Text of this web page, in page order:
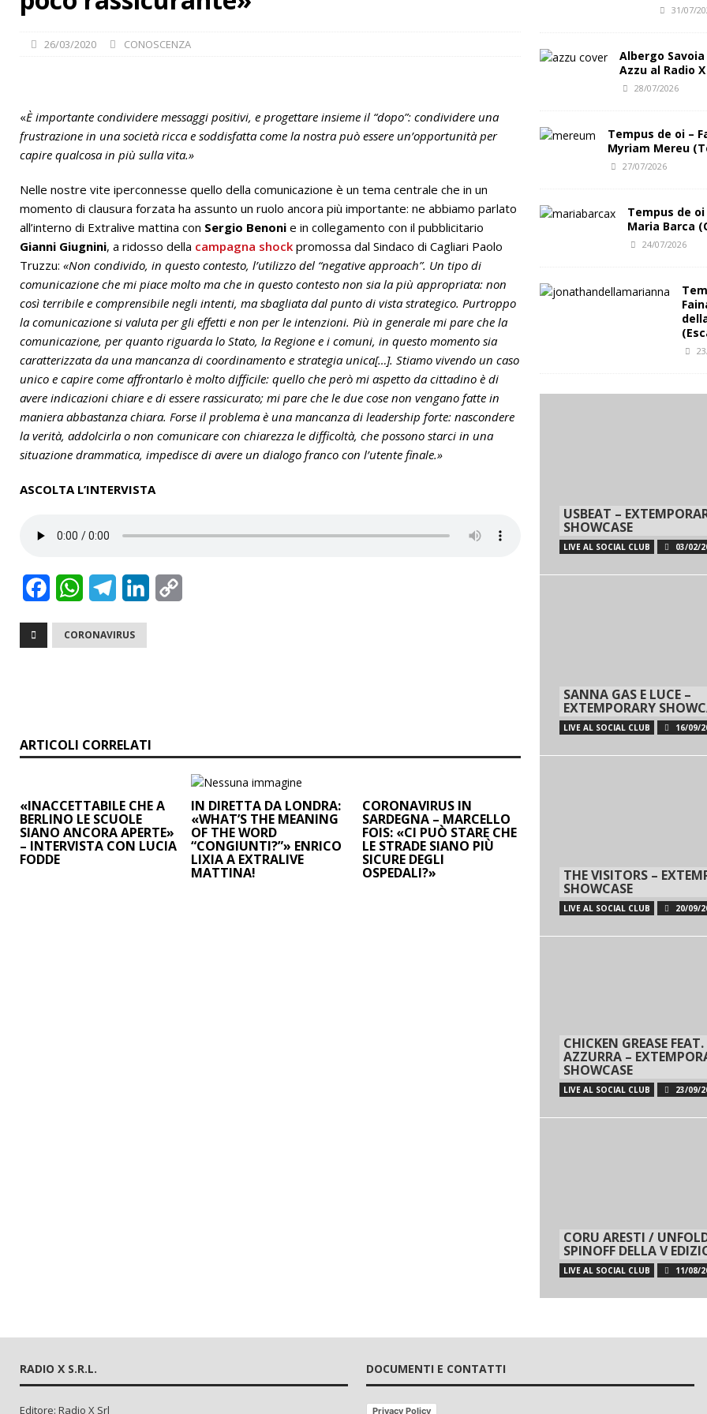
26/03/2020 CONOSCENZA
«È importante condividere messaggi positivi, e progettare insieme il “dopo”: condividere una
frustrazione in una società ricca e soddisfatta come la nostra può essere un’opportunità per
capire qualcosa in più sulla vita.»
Nelle nostre vite iperconnesse quello della comunicazione è un tema centrale che in un
momento di clausura forzata ha assunto un ruolo ancora più importante: ne abbiamo parlato
all’interno di Extralive mattina con Sergio Benoni e in collegamento con il pubblicitario
Gianni Giugnini, a ridosso della campagna shock promossa dal Sindaco di Cagliari Paolo
Truzzu: «Non condivido, in questo contesto, l’utilizzo del “negative approach”. Un tipo di
comunicazione che mi piace molto ma che in questo contesto non sia la più appropriata: non
così terribile e comprensibile negli intenti, ma sbagliata dal punto di vista strategico. Purtroppo
la comunicazione si valuta per gli effetti e non per le intenzioni. Più in generale mi pare che la
comunicazione, per quanto riguarda lo Stato, la Regione e i comuni, in questo momento sia
caratterizzata da una mancanza di coordinamento e strategia unica[…]. Stiamo vivendo un caso
unico e capire come affrontarlo è molto difficile: quello che però mi aspetto da cittadino è di
avere indicazioni chiare e di essere rassicurato; mi pare che le due cose non vengano fatte in
maniera abbastanza chiara. Forse il problema è una mancanza di leadership forte: nascondere
la verità, addolcirla o non comunicare con chiarezza le difficoltà, che possono starci in una
situazione drammatica, impedisce di avere un dialogo franco con l’utente finale.»
ASCOLTA L’INTERVISTA
o
W
a
p
l
a
I
CORONAVIRUS
ARTICOLI CORRELATI
«INACCETTABILE CHE A
BERLINO LE SCUOLE
SIANO ANCORA APERTE»
– INTERVISTA CON LUCIA
FODDE
IN DIRETTA DA LONDRA:
«WHAT’S THE MEANING
OF THE WORD
“CONGIUNTI?”» ENRICO
LIXIA A EXTRALIVE
MATTINA!
CORONAVIRUS IN
SARDEGNA – MARCELLO
FOIS: «CI PUÒ STARE CHE
LE STRADE SIANO PIÙ
SICURE DEGLI
OSPEDALI?»
31/07/
Albergo Savoia
Azzu al Radio
28/07/2026
Tempus de oi –
Myriam Mereu
27/07/2026
Tempus de oi
Maria Barca
24/07/2026
USBEAT –
SHOWCASE
LIVE AL SOCIAL CLUB 03/02/
SANNA GAS E LUCE –
EXTEMPORARY
LIVE AL SOCIAL CLUB 16/09/
THE VISITORS –
SHOWCASE
LIVE AL SOCIAL CLUB 20/09/
CHICKEN GREASE FEAT.
AZZURRA –
SHOWCASE
LIVE AL SOCIAL CLUB 23/09/
CORU ARESTI /
SPINOFF DELLA V
LIVE AL SOCIAL CLUB 11/08/
RADIO X S.R.L.
Editore: Radio X Srl
DOCUMENTI E CONTATTI
Privacy Policy